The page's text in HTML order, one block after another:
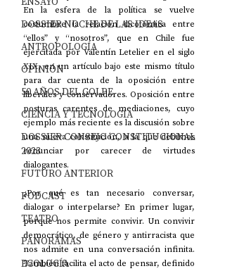
DOSSIER NOCHE DE LAS IDEAS
ANTROPOLOGÍA
OPINIÓN
50 AÑOS DEL GOLPE
CIENCIA Y TECNOLOGÍA
DOSSIER CONSEJO CONSTITUCIONAL
2023
FUTURO ANTERIOR
PODCAST
TEATRO
PANORAMAS
ECOLOGÍA
En la esfera de la política se vuelve
costumbre la relación dicotómica entre
“ellos” y “nosotros”, que en Chile fue
ejercitada por Valentín Letelier en el siglo
XIX, en un artículo bajo este mismo título
para dar cuenta de la oposición entre
liberales y conservadores. Oposición entre
posturas carentes de mediaciones, cuyo
ejemplo más reciente es la discusión sobre
una nueva constitución, a la que debimos
renunciar por carecer de virtudes
dialogantes.
¿Por qué es tan necesario conversar,
dialogar o interpelarse? En primer lugar,
porque nos permite convivir. Un convivir
democrático, de género y antirracista que
nos admite en una conversación infinita.
También facilita el acto de pensar, definido